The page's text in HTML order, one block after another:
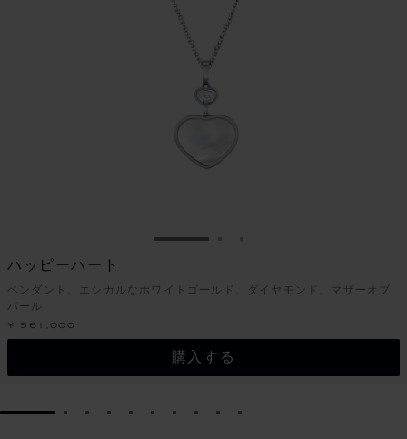
スライドに移動 1
ハッピーハート
ペンダント、エシカルなホワイトゴールド、ダイヤモンド、マザーオブ
パール
¥ 561,000
購入する
GO TO SLIDE 1GO TO SLIDE 2
GO TO SLIDE 3
GO TO SLIDE 4
GO TO SLIDE 5
GO TO SLIDE 6
GO TO SLIDE 7
GO TO SLIDE 8
GO TO SLIDE 9
GO TO SLIDE 10